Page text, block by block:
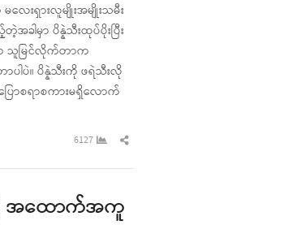
ေးရှားလူမျိုးအမျိုးသမီး
မှာ ပိန္နဲသီးထုပ်ပိုးပြီး
ာ သူမြင်လိုက်တာက
ပါပဲ။ ပိန္နဲသီးကို ဖရဲသီးလို
ောစရာစကားမရှိလောက်
6127
Share
post
အထောက်အကူ